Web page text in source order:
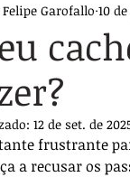
Medicina
Infectologia
Exames
Felipe Garofallo 10
12 de set. de
frustrante
a recusar os